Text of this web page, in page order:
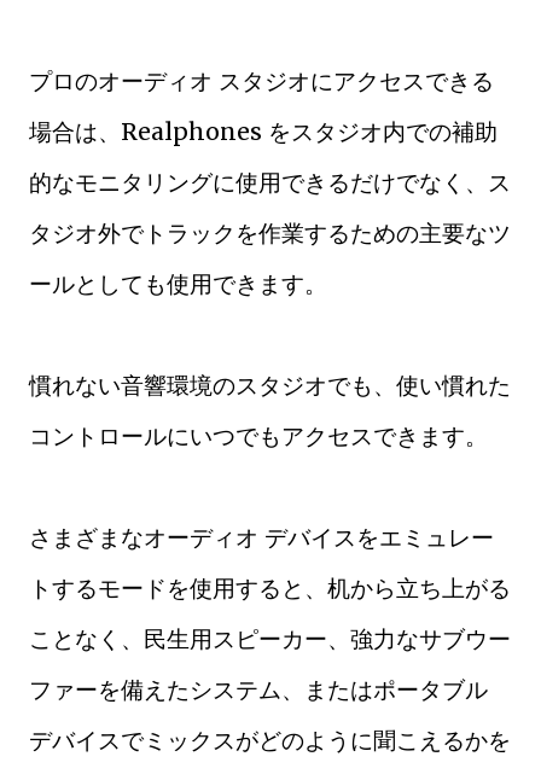
プロのオーディオ スタジオにアクセスできる
場合は、Realphones をスタジオ内での補助
的なモニタリングに使用できるだけでなく、ス
タジオ外でトラックを作業するための主要なツ
ールとしても使用できます。
慣れない音響環境のスタジオでも、使い慣れた
コントロールにいつでもアクセスできます。
さまざまなオーディオ デバイスをエミュレー
トするモードを使用すると、机から立ち上がる
ことなく、民生用スピーカー、強力なサブウー
ファーを備えたシステム、またはポータブル
デバイスでミックスがどのように聞こえるかを